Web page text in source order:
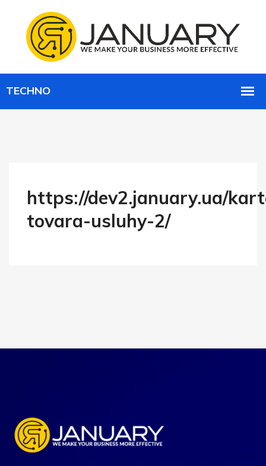
https://dev2.january.ua/
tovara-usluhy-2/